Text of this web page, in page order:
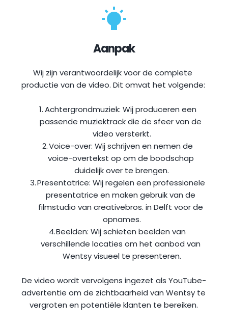
Aanpak
Wij zijn verantwoordelijk voor de complete
Achtergrondmuziek: Wij produceren een
passende muziektrack die de sfeer van de
video versterkt.
Voice-over: Wij schrijven en nemen de
voice-overtekst op om de boodschap
duidelijk over te brengen.
Presentatrice: Wij regelen een professionele
presentatrice en maken gebruik van de
filmstudio van creativebros. in Delft voor de
opnames.
Beelden: Wij schieten beelden van
verschillende locaties om het aanbod van
Wentsy visueel te presenteren.
De video wordt vervolgens ingezet als YouTube-
advertentie om de zichtbaarheid van Wentsy te
vergroten en potentiële klanten te bereiken.